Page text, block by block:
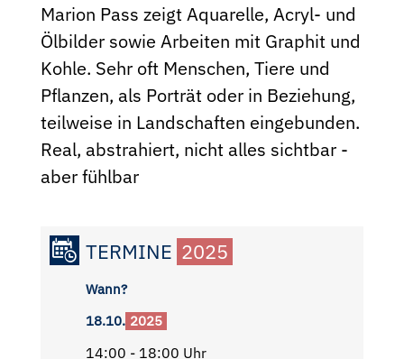
Marion Pass zeigt Aquarelle, Acryl- und
Ölbilder sowie Arbeiten mit Graphit und
Kohle. Sehr oft Menschen, Tiere und
Pflanzen, als Porträt oder in Beziehung,
teilweise in Landschaften eingebunden.
Real, abstrahiert, nicht alles sichtbar -
aber fühlbar
TERMINE 2025
Wann?
18.10. 2025
14:00 - 18:00 Uhr